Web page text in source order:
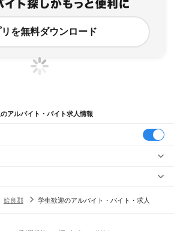
を無料ダウンロード
アルバイト・バイト求人情報
串木野駅神村学園前駅 市来駅 湯之元駅
オン鹿児島県 姶良市 高校生歓迎 品出し
姶良郡 学生歓迎のアルバイト・バイト・求人